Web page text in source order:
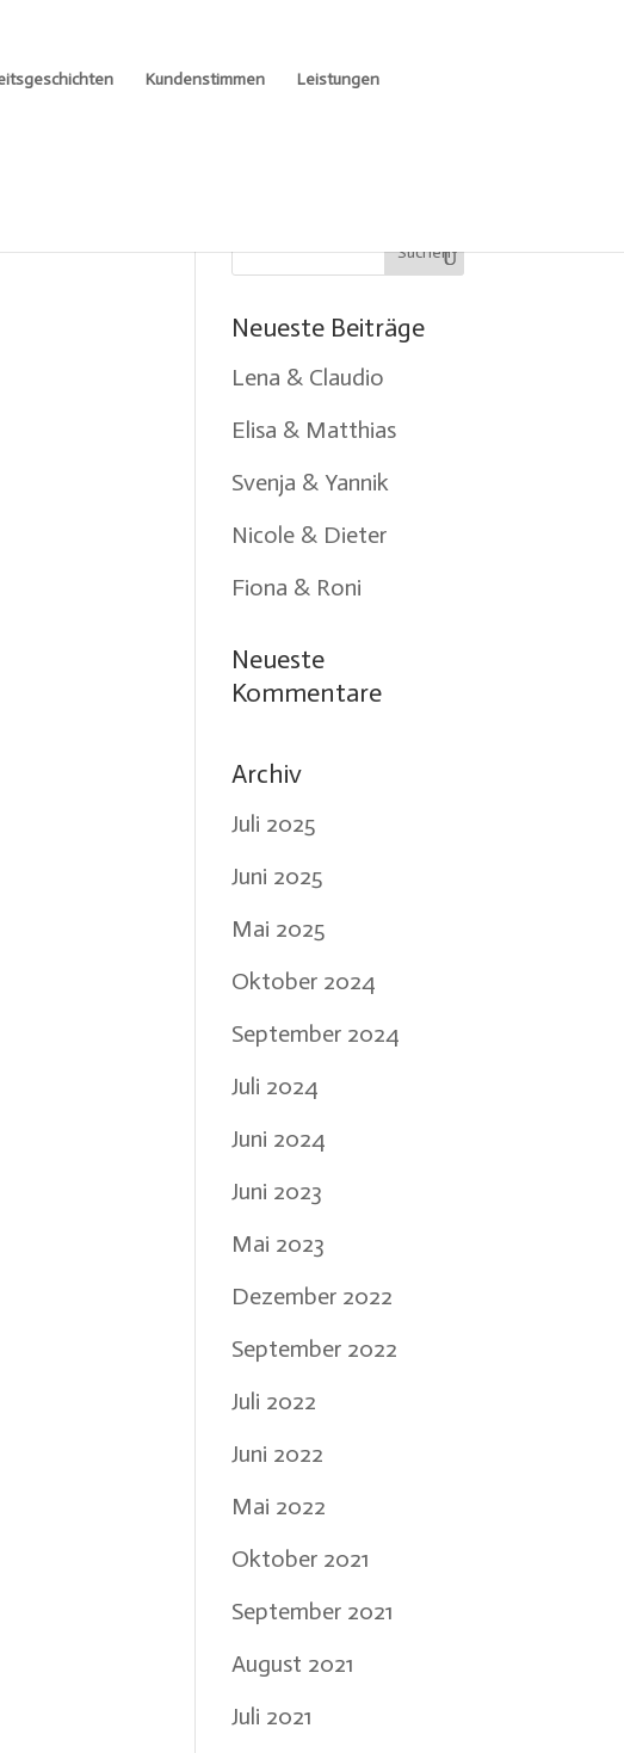
Kundenstimmen Leistungen
Neueste Beiträge
Lena & Claudio
Elisa & Matthias
Svenja & Yannik
Nicole & Dieter
Fiona & Roni
Neueste
Kommentare
Archiv
Juli 2025
Juni 2025
Mai 2025
Oktober 2024
September 2024
Juli 2024
Juni 2024
Juni 2023
Mai 2023
Dezember 2022
September 2022
Juli 2022
Juni 2022
Mai 2022
Oktober 2021
September 2021
August 2021
Juli 2021